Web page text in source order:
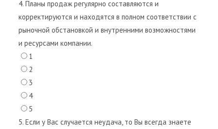
4. Планы продаж регулярно составляются и
корректируются и находятся в полном соответствии с
рыночной обстановкой и внутренними возможностями
и ресурсами компании.
1
2
3
4
5
5. Если у Вас случается неудача, то Вы всегда знаете